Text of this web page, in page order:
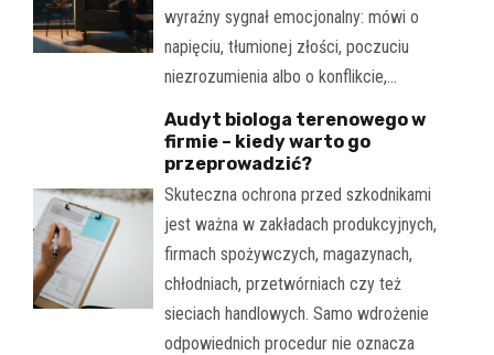
wyraźny sygnał emocjonalny: mówi o
napięciu, tłumionej złości, poczuciu
niezrozumienia albo o konflikcie,…
Audyt biologa terenowego w
firmie – kiedy warto go
przeprowadzić?
Skuteczna ochrona przed szkodnikami
jest ważna w zakładach produkcyjnych,
firmach spożywczych, magazynach,
chłodniach, przetwórniach czy też
sieciach handlowych. Samo wdrożenie
odpowiednich procedur nie oznacza